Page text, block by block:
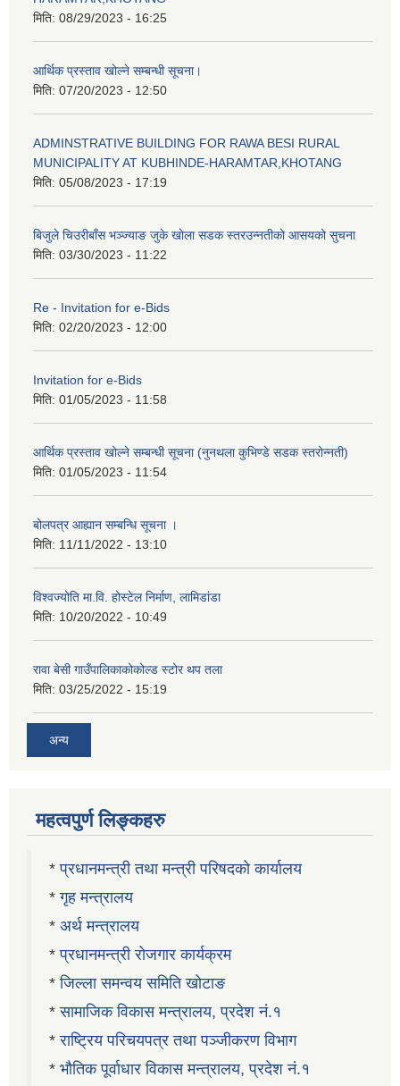
मिति: 08/29/2023 - 16:25
आर्थिक प्रस्ताव खोल्ने सम्बन्धी सूचना।
मिति: 07/20/2023 - 12:50
ADMINSTRATIVE BUILDING FOR RAWA BESI RURAL
MUNICIPALITY AT KUBHINDE-HARAMTAR,KHOTANG
मिति: 05/08/2023 - 17:19
बिजुले चिउरीबाँस भञ्ज्याङ जुके खोला सडक स्तरउन्नतीको आसयको सुचना
मिति: 03/30/2023 - 11:22
Re - Invitation for e-Bids
मिति: 02/20/2023 - 12:00
Invitation for e-Bids
मिति: 01/05/2023 - 11:58
आर्थिक प्रस्ताव खोल्ने सम्बन्धी सूचना (नुनथला कुभिण्डे सडक स्तरोन्नती)
मिति: 01/05/2023 - 11:54
बोलपत्र आह्यान सम्बन्धि सूचना ।
मिति: 11/11/2022 - 13:10
विश्वज्योति मा.वि. होस्टेल निर्माण, लामिडांडा
मिति: 10/20/2022 - 10:49
रावा बेसी गाउँपालिकाकोकोल्ड स्टोर थप तला
मिति: 03/25/2022 - 15:19
अन्य
महत्वपुर्ण लिङ्कहरु
*प्रधानमन्त्री तथा मन्त्री परिषदको कार्यालय
*गृह मन्त्रालय
* अर्थ मन्त्रालय
*प्रधानमन्त्री रोजगार कार्यक्रम
*जिल्ला समन्वय समिति खोटाङ
*सामाजिक विकास मन्त्रालय, प्रदेश नं.१
*राष्ट्रिय परिचयपत्र तथा पञ्जीकरण विभाग
* भौतिक पूर्वाधार विकास मन्त्रालय, प्रदेश नं.१